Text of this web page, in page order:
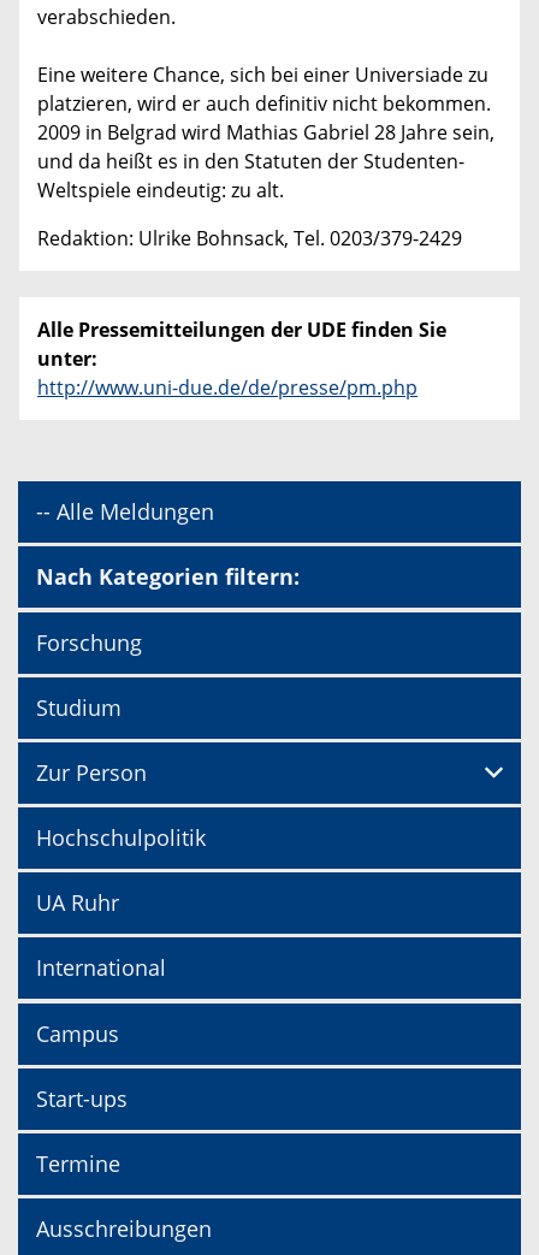
verabschieden.
Eine weitere Chance, sich bei einer Universiade zu
platzieren, wird er auch definitiv nicht bekommen.
2009 in Belgrad wird Mathias Gabriel 28 Jahre sein,
und da heißt es in den Statuten der Studenten-
Weltspiele eindeutig: zu alt.
Redaktion: Ulrike Bohnsack, Tel. 0203/379-2429
Alle Pressemitteilungen der UDE finden Sie
unter:
http://www.uni-due.de/de/presse/pm.php
-- Alle Meldungen
Nach Kategorien filtern:
Forschung
Studium
Zur Person
Hochschulpolitik
UA Ruhr
International
Campus
Start-ups
Termine
Ausschreibungen